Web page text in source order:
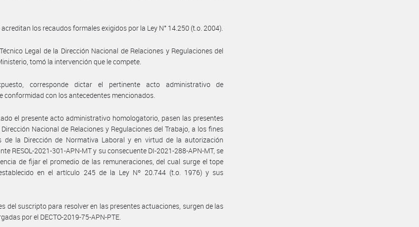
los recaudos formales exigidos por la Ley N° 14.250 (t.o. 2004).
Legal de la Dirección Nacional de Relaciones y Regulaciones del
tomó la intervención que le compete.
corresponde dictar el pertinente acto administrativo de
conformidad con los antecedentes mencionados.
el presente acto administrativo homologatorio, pasen las presentes
Nacional de Relaciones y Regulaciones del Trabajo, a los fines
de la Dirección de Normativa Laboral y en virtud de la autorización
RESOL-2021-301-APN-MT y su consecuente DI-2021-288-APN-MT, se
de fijar el promedio de las remuneraciones, del cual surge el tope
en el artículo 245 de la Ley Nº 20.744 (t.o. 1976) y sus
del suscripto para resolver en las presentes actuaciones, surgen de las
por el DECTO-2019-75-APN-PTE.